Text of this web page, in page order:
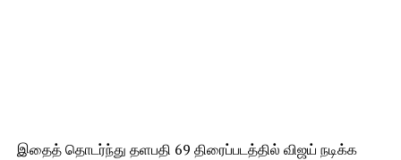
இதைத் தொடர்ந்து தளபதி 69 திரைப்படத்தில் விஜய் நடிக்க